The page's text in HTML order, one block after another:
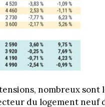
nombreux sont
du logement neuf